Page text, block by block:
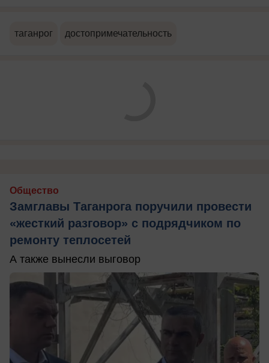
таганрог достопримечательность
Общество
Замглавы Таганрога поручили провести
«жесткий разговор» с подрядчиком по
ремонту теплосетей
А также вынесли выговор